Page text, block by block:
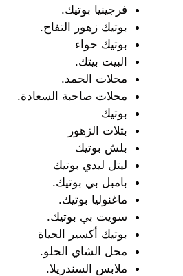
فرجينيا بوتيك.
بوتيك زهور التفاح.
بوتيك حواء
البيت بيتك.
محلات الحمد.
محلات صاحبة السعادة.
بوتيك
بتلات الزهور
بلش بوتيك
ليتل ليدي بوتيك
بامبل بي بوتيك.
ماغنوليا بوتيك.
سويت بي بوتيك.
بوتيك أكسير الحياة
محل الشاي الحلو.
ملابس السندريلا.